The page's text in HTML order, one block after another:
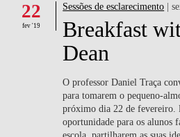
DOCENTES E INVESTIGAÇÃO
COMUNIDADE
LIFE AT NOVA SBE
WHAT'S HAPPENING
22
fev '19
Sessões de esclarecimento |
Breakfast
Dean
O professor Daniel Traça
para tomarem o pequeno-
próximo dia 22 de fevereiro.
oportunidade para os alunos
escola, partilharem as suas